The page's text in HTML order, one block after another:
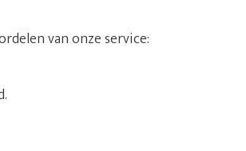
van onze service: